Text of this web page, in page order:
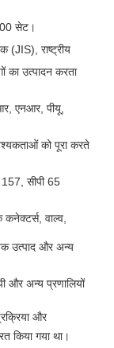
सेट।
(JIS), राष्ट्रीय
का उत्पादन करता
एनआर, पीयू,
को पूरा करते
सीपी 65
कनेक्टर्स, वाल्व,
उत्पाद और अन्य
और अन्य प्रणालियों
और
किया गया था।